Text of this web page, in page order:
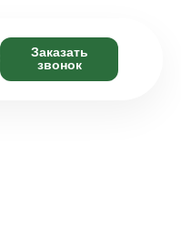
Заказать
звонок